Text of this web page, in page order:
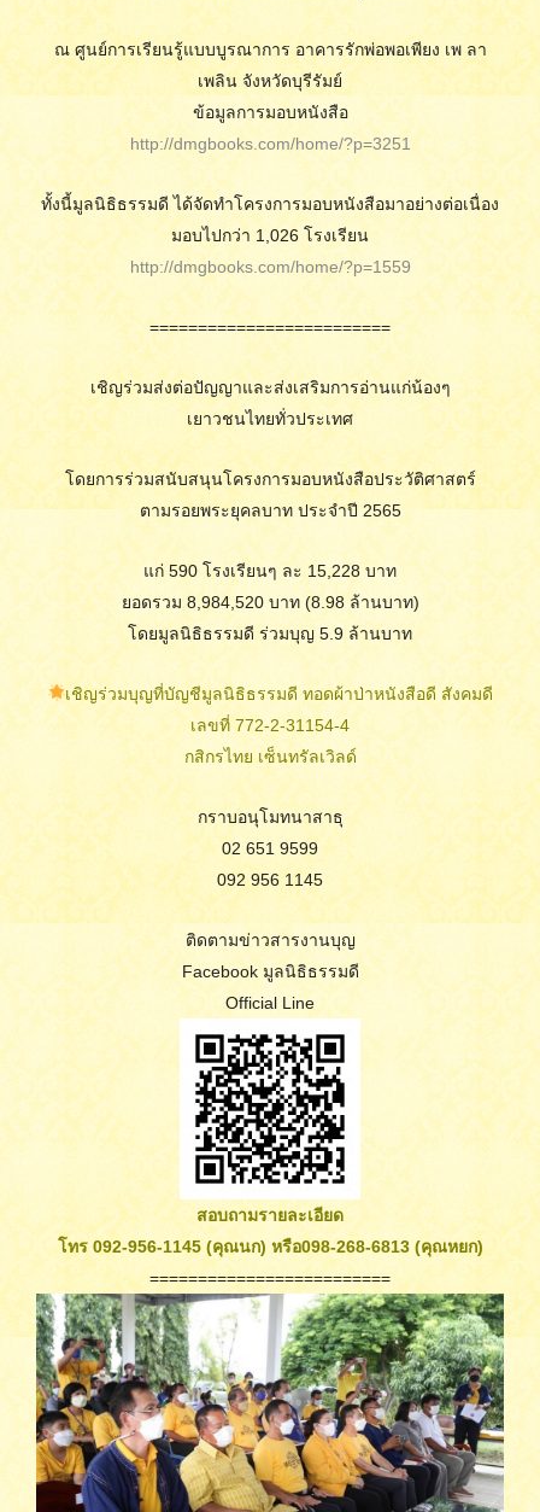
ณ ศูนย์การเรียนรู้แบบบูรณาการ อาคารรักพ่อพอเพียง เพ ลา
เพลิน จังหวัดบุรีรัมย์
ข้อมูลการมอบหนังสือ
http://dmgbooks.com/home/?p=3251
ทั้งนี้มูลนิธิธรรมดี ได้จัดทำโครงการมอบหนังสือมาอย่างต่อเนื่อง
มอบไปกว่า 1,026 โรงเรียน
http://dmgbooks.com/home/?p=1559
=========================
เชิญร่วมส่งต่อปัญญาและส่งเสริมการอ่านแก่น้องๆ
เยาวชนไทยทั่วประเทศ
โดยการร่วมสนับสนุนโครงการมอบหนังสือประวัติศาสตร์
ตามรอยพระยุคลบาท ประจำปี 2565
แก่ 590 โรงเรียนๆ ละ 15,228 บาท
ยอดรวม 8,984,520 บาท (8.98 ล้านบาท)
โดยมูลนิธิธรรมดี ร่วมบุญ 5.9 ล้านบาท
เชิญร่วมบุญที่บัญชีมูลนิธิธรรมดี ทอดผ้าป่าหนังสือดี สังคมดี
เลขที่ 772-2-31154-4
กสิกรไทย เซ็นทรัลเวิลด์
กราบอนุโมทนาสาธุ
02 651 9599
092 956 1145
ติดตามข่าวสารงานบุญ
Facebook มูลนิธิธรรมดี
Official Line
สอบถามรายละเอียด
โทร 092-956-1145 (คุณนก) หรือ098-268-6813 (คุณหยก)
=========================